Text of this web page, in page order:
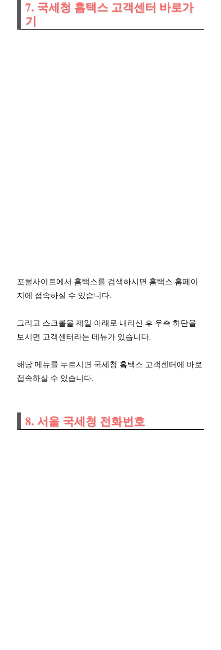
7. 국세청 홈택스 고객센터 바로가
기
포털사이트에서 홈택스를 검색하시면 홈택스 홈페이
지에 접속하실 수 있습니다.
그리고 스크롤을 제일 아래로 내리신 후 우측 하단을
보시면 고객센터라는 메뉴가 있습니다.
해당 메뉴를 누르시면 국세청 홈택스 고객센터에 바로
접속하실 수 있습니다.
8. 서울 국세청 전화번호